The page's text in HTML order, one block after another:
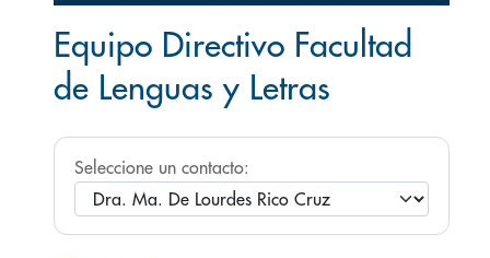
Equipo Directivo Facultad
de Lenguas y Letras
Seleccione un contacto: